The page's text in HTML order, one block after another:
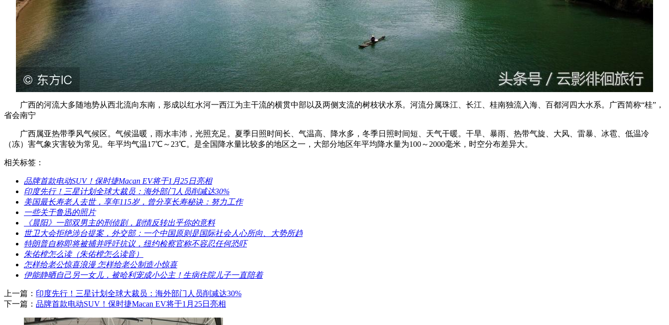
广西的河流大多随地势从西北流向东南，形成以红水河一西江为主干流的横贯中部以及两侧支流的树枝状水系。河流分属珠江、长江、桂南独流入海、百都河四大水系。广西简称“桂”，
省会南宁
广西属亚热带季风气候区。气候温暖，雨水丰沛，光照充足。夏季日照时间长、气温高、降水多，冬季日照时间短、天气干暖。干旱、暴雨、热带气旋、大风、雷暴、冰雹、低温冷
（冻）害气象灾害较为常见。年平均气温17℃～23℃。是全国降水量比较多的地区之一，大部分地区年平均降水量为100～2000毫米，时空分布差异大。
相关标签：
​品牌首款电动SUV！保时捷Macan EV将于1月25日亮相
​印度先行！三星计划全球大裁员：海外部门人员削减达30%
​美国最长寿老人去世，享年115岁，曾分享长寿秘诀：努力工作
​一些关于鲁迅的照片
​《晨阳》一部双男主的刑侦剧，剧情反转出乎你的意料
​世卫大会拒绝涉台提案，外交部：一个中国原则是国际社会人心所向、大势所趋
​特朗普自称即将被捕并呼吁抗议，纽约检察官称不容忍任何恐吓
​朱佑樘怎么读（朱佑樘怎么读音）
​怎样给老公惊喜浪漫 怎样给老公制造小惊喜
​伊能静晒自己另一女儿，被哈利宠成小公主！生病住院儿子一直陪着
上一篇： ​印度先行！三星计划全球大裁员：海外部门人员削减达30%
下一篇： ​品牌首款电动SUV！保时捷Macan EV将于1月25日亮相